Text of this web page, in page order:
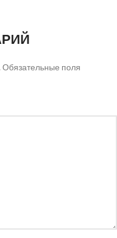
Обязательные поля